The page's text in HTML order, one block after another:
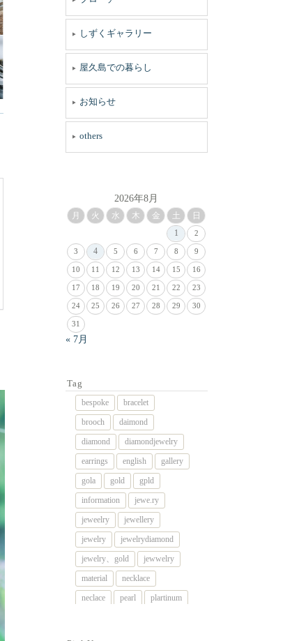
しずくギャラリー
屋久島での暮らし
お知らせ
others
2026年8月
月 火 水 木 金 土
日
1
2
3 4 5 6 7 8 9
10 11 12 13 14 15 16
17 18 19 20 21 22 23
24 25 26 27 28 29 30
31
« 7月
Tag
bespoke
bracelet
brooch
daimond
diamond
diamondjewelry
earrings
english
gallery
gola
gold
gpld
information
jewe.ry
jeweelry
jewellery
jewelry
jewelrydiamond
jewelry、gold
jewwelry
material
necklace
neclace
pearl
plartinum